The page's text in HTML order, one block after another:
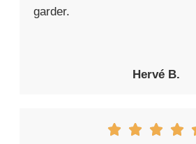
garder.
Hervé B.